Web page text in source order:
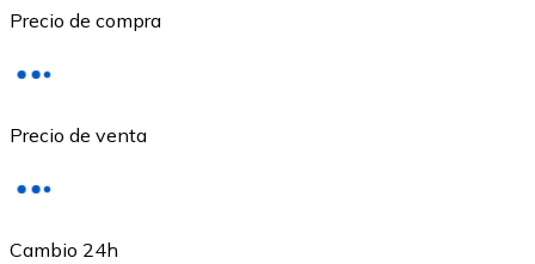
ETH
Precio de compra
Precio de venta
Cambio 24h